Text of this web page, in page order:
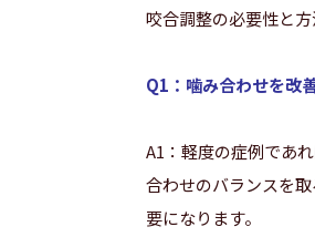
咬合調整の必要性と
Q1：噛み合わせを改
A1：軽度の症例であ
合わせのバランスを
要になります。